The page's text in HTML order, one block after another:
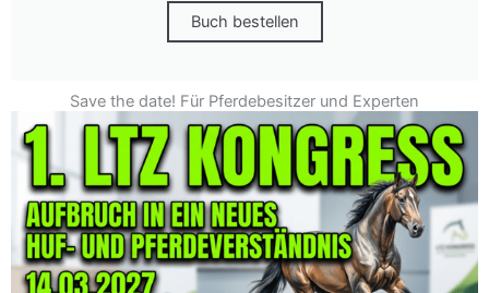
Buch bestellen
Save the date! Für Pferdebesitzer und Experten